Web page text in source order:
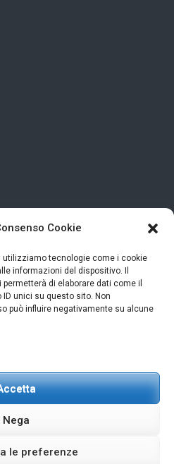
Cookie
utilizziamo tecnologie come i cookie
informazioni del dispositivo. Il
di elaborare dati come il
unici su questo sito. Non
può influire negativamente su alcune
Nega
le preferenze